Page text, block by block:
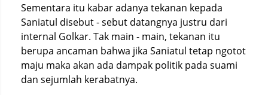
Sementara itu kabar adanya tekanan kepada
Saniatul disebut - sebut datangnya justru dari
internal Golkar. Tak main - main, tekanan itu
berupa ancaman bahwa jika Saniatul tetap ngotot
maju maka akan ada dampak politik pada suami
dan sejumlah kerabatnya.